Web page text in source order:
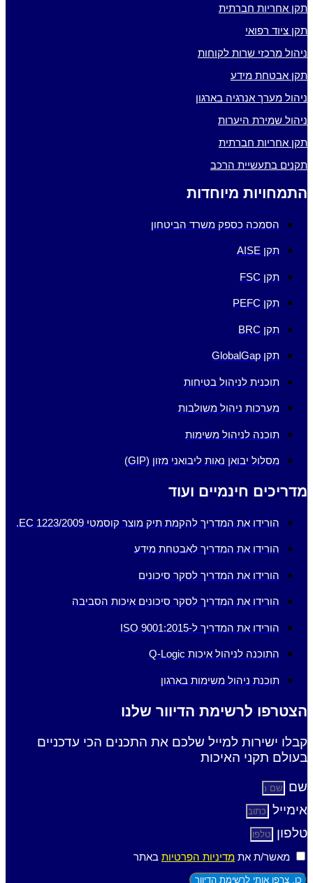
תקן אחריות חברתית
תקן ציוד רפואי
ניהול מרכזי שרות לקוחות
תקן אבטחת מידע
ניהול מערך אנרגיה בארגון
ניהול שמירת היערות
תקן אחריות חברתית
תקנים בתעשיית הרכב
התמחויות מיוחדות
הסמכה כספק משרד הביטחון
תקן AISE
תקן FSC
תקן PEFC
תקן BRC
תקן GlobalGap
תוכנית לניהול בטיחות
מערכות ניהול משולבות
תוכנה לניהול משימות
מסלול יבואן נאות ליבואני מזון (GIP)
מדריכים חינמיים ועוד
הורידו את המדריך להקמת תיק מוצר קוסמטי EC 1223/2009.
הורידו את המדריך לאבטחת מידע
הורידו את המדריך לסקר סיכונים
הורידו את המדריך לסקר סיכונים איכות הסביבה
הורידו את המדריך ל-ISO 9001:2015
התוכנה לניהול איכות Q-Logic
תוכנת ניהול משימות בארגון
הצטרפו לרשימת הדיוור שלנו
קבלו ישירות למייל שלכם את התכנים הכי עדכניים
בעולם תקני האיכות
שם
אימייל
טלפון
מאשר/ת את מדיניות הפרטיות באתר
כן, צרפו אותי לרשימת הדיוור